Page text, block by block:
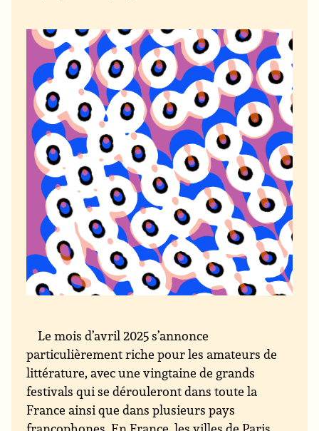
Le mois d’avril 2025 s’annonce
particulièrement riche pour les amateurs de
littérature, avec une vingtaine de grands
festivals qui se dérouleront dans toute la
France ainsi que dans plusieurs pays